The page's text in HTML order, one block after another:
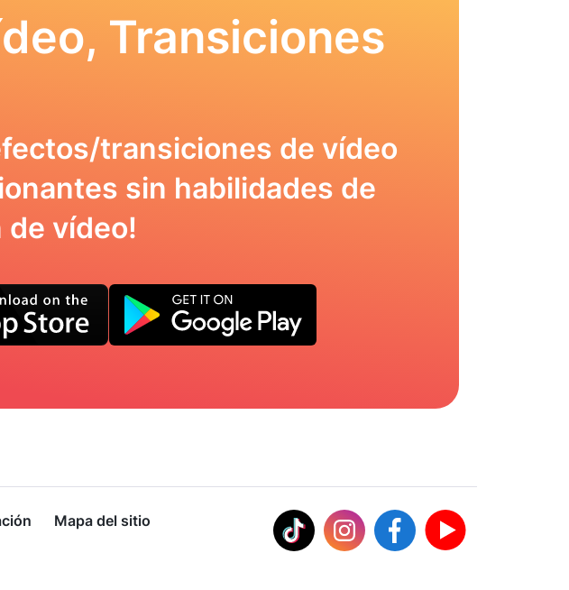
Transiciones
transiciones de vídeo
sin habilidades de
de vídeo!
Mapa del sitio